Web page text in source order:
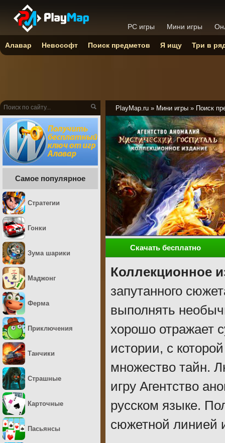
PlayMap.ru » Мини игры » Поиск
Скачать бесплатно
Коллекционное
запутанного
выполнять
хорошо отражает
истории, с
множество тайн.
игру Агентство
русском языке.
сюжетной линией
Самое популярное
Стратегии
Гонки
Зума шарики
Маджонг
Ферма
Приключения
Танчики
Страшные
Карточные
Пасьянсы
PC игры Мини игры
Алавар Невософт Поиск предметов Я ищу Три в